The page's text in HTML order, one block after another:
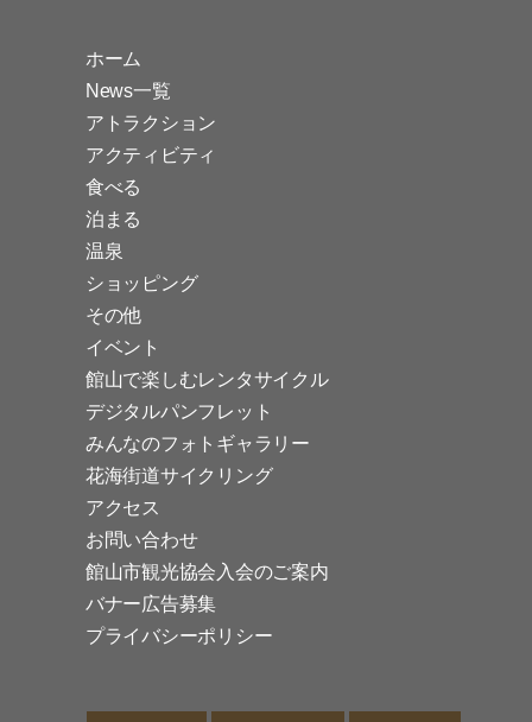
ホーム
News一覧
アトラクション
アクティビティ
食べる
泊まる
温泉
ショッピング
その他
イベント
館山で楽しむレンタサイクル
デジタルパンフレット
みんなのフォトギャラリー
花海街道サイクリング
アクセス
お問い合わせ
館山市観光協会入会のご案内
バナー広告募集
プライバシーポリシー